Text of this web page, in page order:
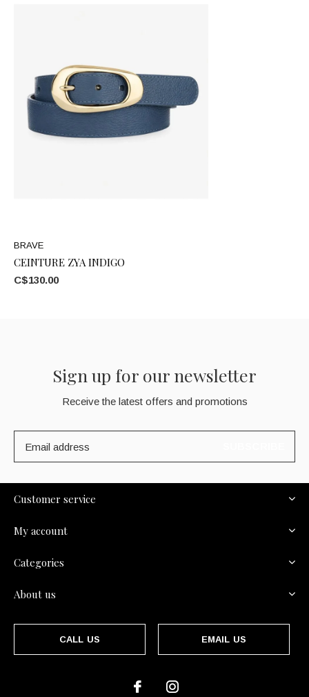
BRAVE
CEINTURE ZYA INDIGO
C$130.00
Sign up for our newsletter
Receive the latest offers and promotions
Customer service
My account
Categories
About us
CALL US EMAIL US